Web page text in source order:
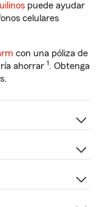
puede ayudar
celulares
con una póliza de
ahorrar 1. Obtenga